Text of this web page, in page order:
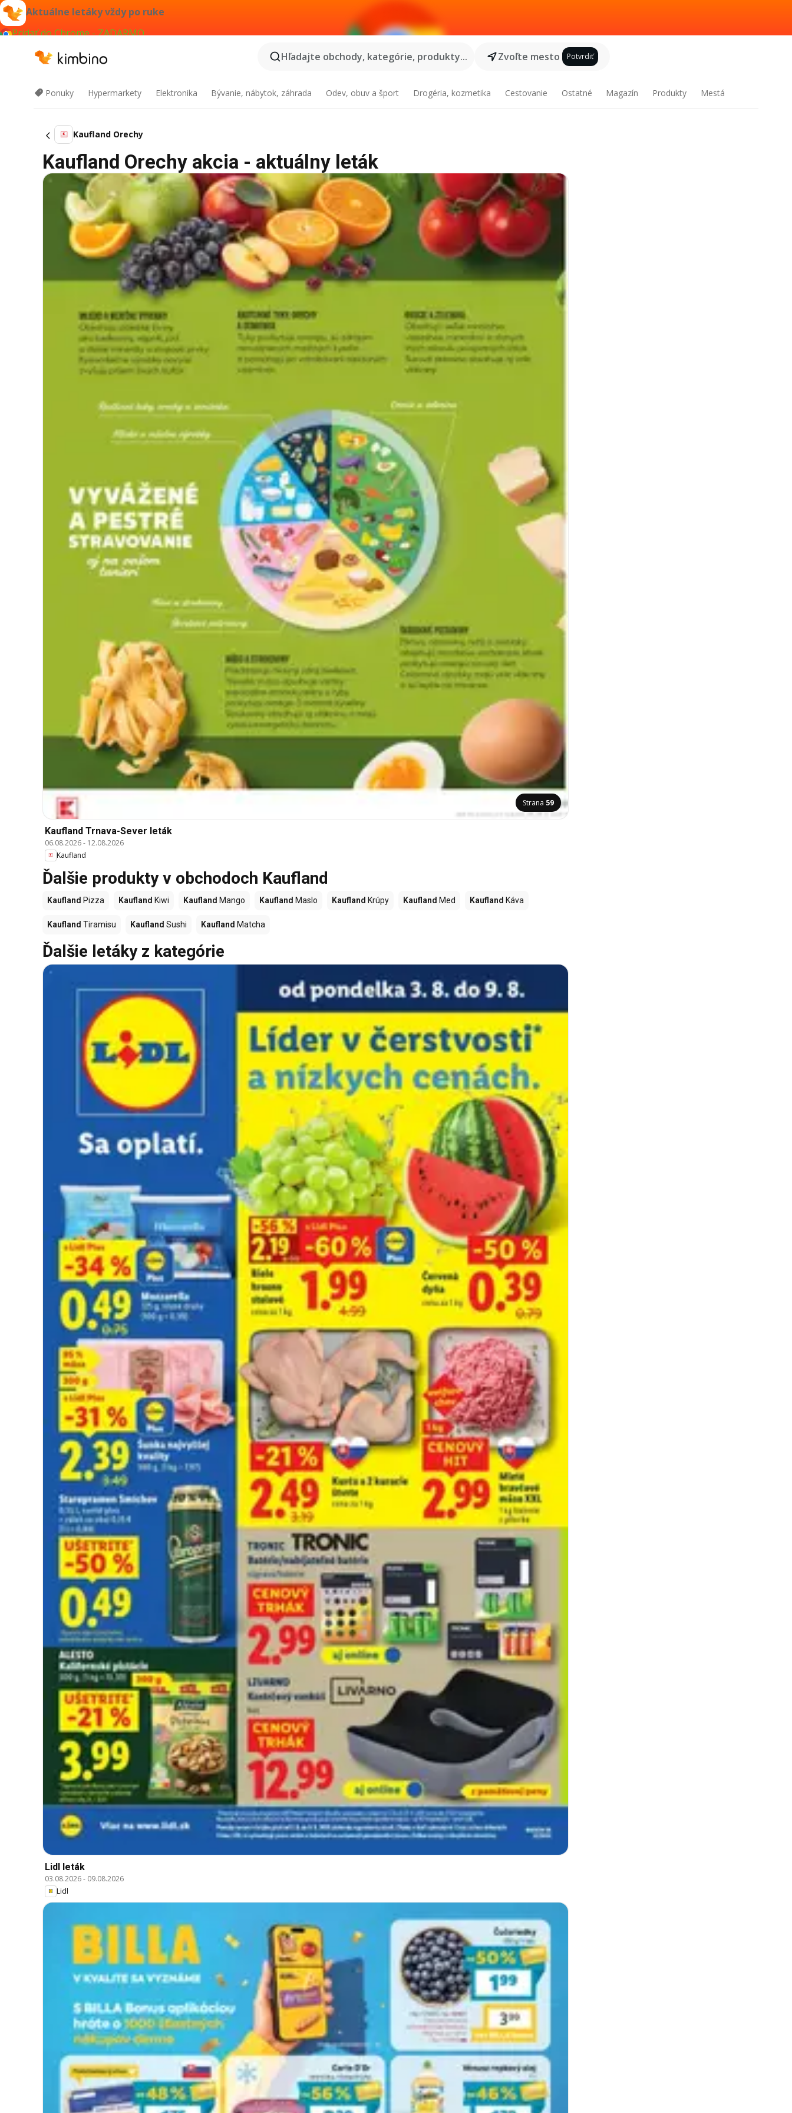
Aktuálne letáky vždy po ruke
Pridať do Chrome - ZADARMO
Hľadajte obchody, kategórie, produkty...
Zvoľte mesto Potvrdiť
Ponuky Hypermarkety Elektronika Bývanie, nábytok, záhrada Odev, obuv a šport Drogéria, kozmetika Cestovanie Ostatné Magazín Produkty Mestá
Kaufland Orechy
Kaufland Orechy akcia - aktuálny leták
Strana 59
Kaufland Trnava-Sever leták
06.08.2026- 12.08.2026
Kaufland
Ďalšie produkty v obchodoch Kaufland
Kaufland Pizza Kaufland Kiwi Kaufland Mango Kaufland Maslo Kaufland Krúpy Kaufland Med Kaufland Káva
Kaufland Tiramisu Kaufland Sushi Kaufland Matcha
Ďalšie letáky z kategórie
Lidl leták
03.08.2026- 09.08.2026
Lidl